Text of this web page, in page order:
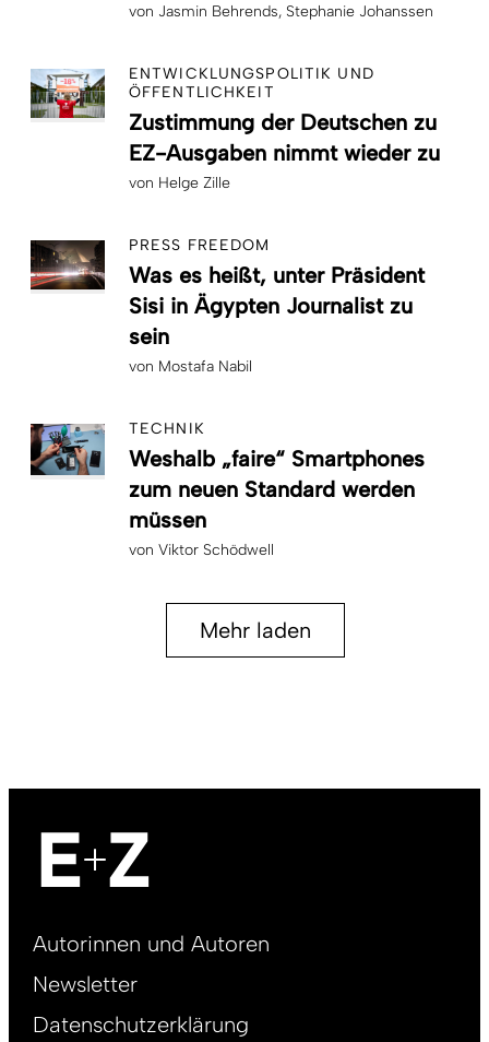
von Jasmin Behrends Stephanie Johanssen
ENTWICKLUNGSPOLITIK UND
ÖFFENTLICHKEIT
Zustimmung der Deutschen zu
EZ-Ausgaben nimmt wieder zu
von Helge Zille
PRESS FREEDOM
Was es heißt, unter Präsident
Sisi in Ägypten Journalist zu
sein
von Mostafa Nabil
TECHNIK
Weshalb „faire“ Smartphones
zum neuen Standard werden
müssen
von Viktor Schödwell
Mehr laden
Footer
DE
Autorinnen und Autoren
Newsletter
Datenschutzerklärung